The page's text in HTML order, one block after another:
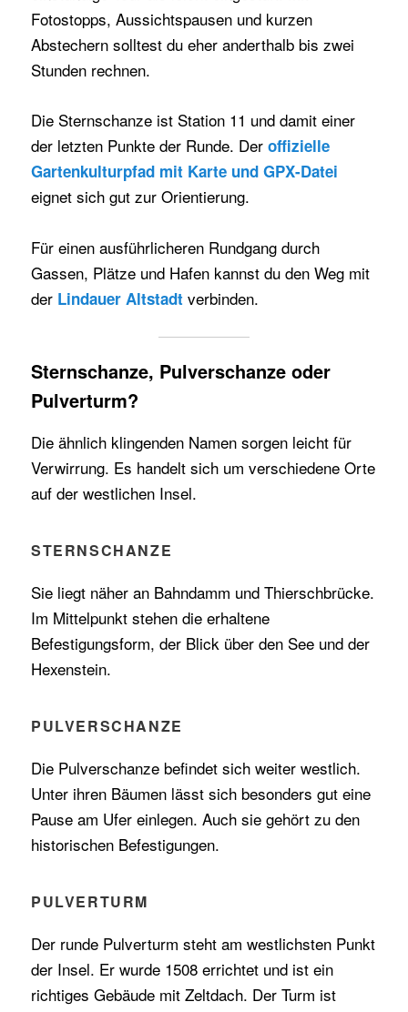
Fotostopps, Aussichtspausen und kurzen
Abstechern solltest du eher anderthalb bis zwei
Stunden rechnen.
Die Sternschanze ist Station 11 und damit einer
der letzten Punkte der Runde. Deroffizielle
Gartenkulturpfad mit Karte und GPX-Datei
eignet sich gut zur Orientierung.
Für einen ausführlicheren Rundgang durch
Gassen, Plätze und Hafen kannst du den Weg mit
der Lindauer Altstadt verbinden.
Sternschanze, Pulverschanze oder
Pulverturm?
Die ähnlich klingenden Namen sorgen leicht für
Verwirrung. Es handelt sich um verschiedene Orte
auf der westlichen Insel.
STERNSCHANZE
Sie liegt näher an Bahndamm und Thierschbrücke.
Im Mittelpunkt stehen die erhaltene
Befestigungsform, der Blick über den See und der
Hexenstein.
PULVERSCHANZE
Die Pulverschanze befindet sich weiter westlich.
Unter ihren Bäumen lässt sich besonders gut eine
Pause am Ufer einlegen. Auch sie gehört zu den
historischen Befestigungen.
PULVERTURM
Der runde Pulverturm steht am westlichsten Punkt
der Insel. Er wurde 1508 errichtet und ist ein
richtiges Gebäude mit Zeltdach. Der Turm ist